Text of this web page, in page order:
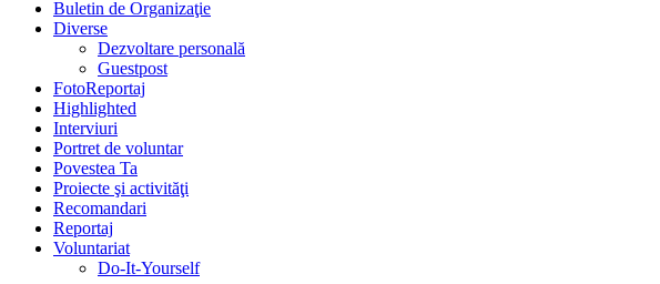
Buletin de Organizaţie
Diverse
Dezvoltare personală
Guestpost
FotoReportaj
Highlighted
Interviuri
Portret de voluntar
Povestea Ta
Proiecte şi activităţi
Recomandari
Reportaj
Voluntariat
Do-It-Yourself